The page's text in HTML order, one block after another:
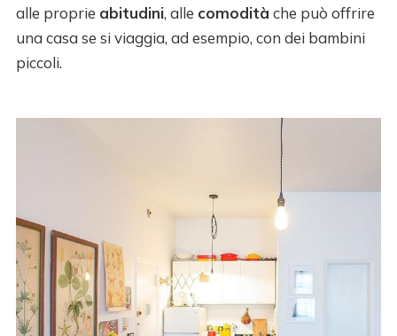
alle proprie abitudini, alle comodità che può offrire
una casa se si viaggia, ad esempio, con dei bambini
piccoli.